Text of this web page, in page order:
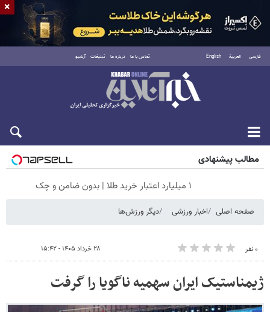
فارسی العربية English تماس با ما درباره ما تبلیغات آرشیو
پنجشنبه ۱۵ مرداد ۱۴۰۵
مطالب پیشنهادی
۱ میلیارد اعتبار خرید طلا | بدون ضامن و چک
صفحه اصلی اخبار ورزشی دیگر ورزش‌ها
۰ نفر ۲۸ خرداد ۱۴۰۵ - ۱۵:۴۲
ژیمناستیک ایران سهمیه ناگویا را گرفت
×